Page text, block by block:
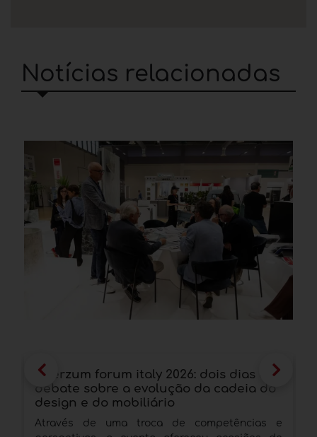
Notícias relacionadas
interzum forum italy 2026: dois dias de
debate sobre a evolução da cadeia do
design e do mobiliário
Através de uma troca de competências e